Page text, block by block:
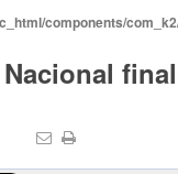
components/